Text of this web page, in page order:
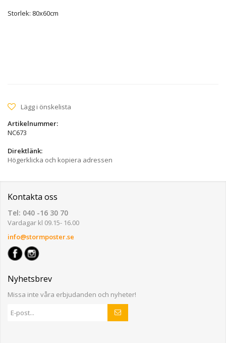
Storlek: 80x60cm
Lägg i önskelista
Artikelnummer:
NC673
Direktlänk:
Högerklicka och kopiera adressen
Kontakta oss
Tel: 040 -16 30 70
Vardagar kl 09.15- 16.00
info@stormposter.se
Nyhetsbrev
Missa inte våra erbjudanden och nyheter!